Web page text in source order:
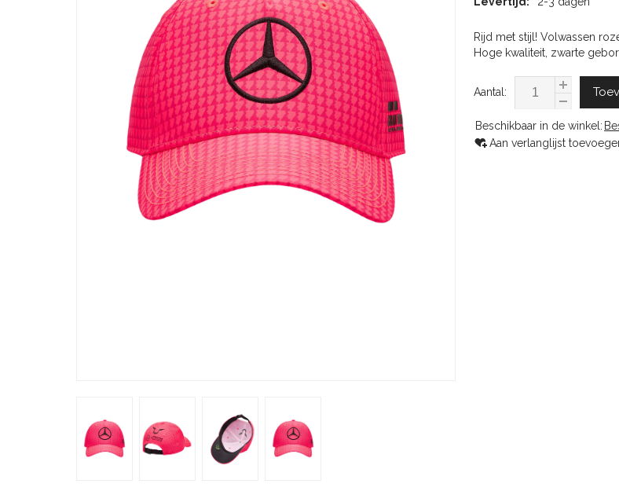
Rijd met stijl! Volwassen
Hoge kwaliteit, zwarte
Aantal:
Beschikbaar in de winkel:
Aan verlanglijst